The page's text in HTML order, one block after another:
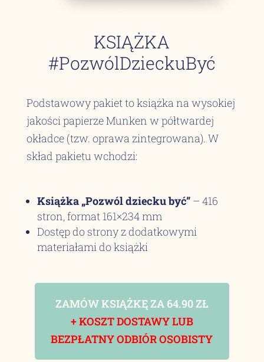
KSIĄŻKA
#PozwólDzieckuByć
Podstawowy pakiet to książka na wysokiej
jakości papierze Munken w półtwardej
okładce (tzw. oprawa zintegrowana). W
skład pakietu wchodzi:
Książka „Pozwól dziecku być”– 416
stron, format 161×234 mm
Dostęp do strony z dodatkowymi
materiałami do książki
ZAMÓW KSIĄŻKĘZA 64.90 ZŁ
+ KOSZT DOSTAWY LUB
BEZPŁATNY ODBIÓR OSOBISTY